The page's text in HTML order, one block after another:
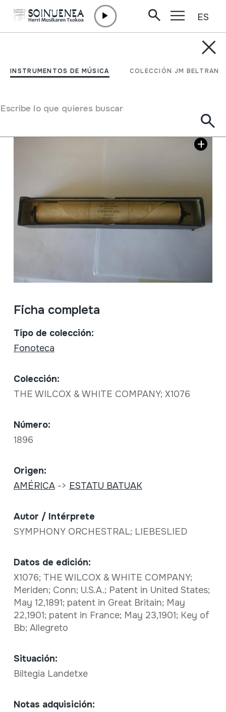
INSTRUMENTOS DE MÚSICA COLECCIÓN JM BELTRAN
Escribe lo que quieres buscar
ES
LIEBESLIED; Hensell
Galería de imágenes
Ficha completa
Tipo de colección:
Fonoteca
Colección:
THE WILCOX & WHITE COMPANY; X1076
Número:
1896
Origen:
AMÉRICA-> ESTATU BATUAK
Autor / Intérprete
SYMPHONY ORCHESTRAL; LIEBESLIED
Datos de edición:
X1076; THE WILCOX & WHITE COMPANY;
Meriden; Conn; U.S.A.; Patent in United States;
May 12,1891; patent in Great Britain; May
22,1901; patent in France; May 23,1901; Key of
Bb; Allegreto
Situación:
Biltegia Landetxe
Notas adquisición: